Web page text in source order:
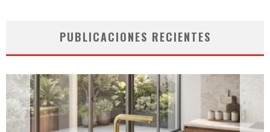
PUBLICACIONES RECIENTES